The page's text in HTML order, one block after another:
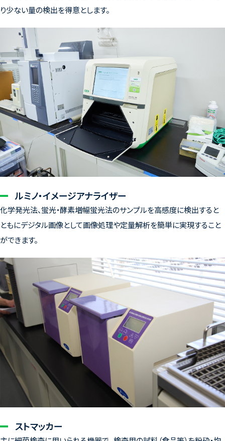
り少ない量の検出を得意とします。
ルミノ・イメージアナライザー
化学発光法、蛍光・酵素増幅蛍光法のサンプルを高感度に検出すると
ともにデジタル画像として画像処理や定量解析を簡単に実現すること
ができます。
ストマッカー